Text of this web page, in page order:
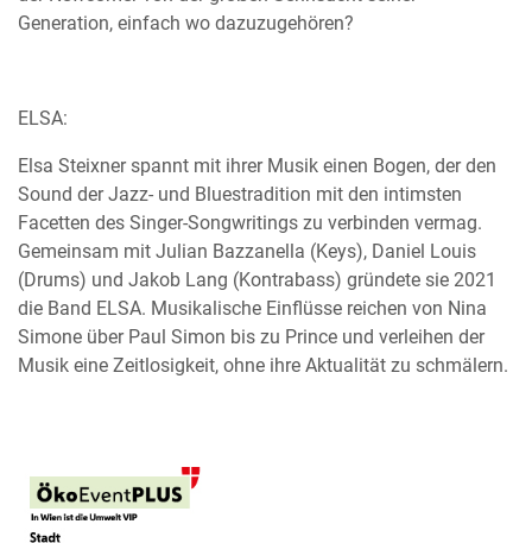
Generation, einfach wo dazuzugehören?
ELSA:
Elsa Steixner spannt mit ihrer Musik einen Bogen, der den
Sound der Jazz- und Bluestradition mit den intimsten
Facetten des Singer-Songwritings zu verbinden vermag.
Gemeinsam mit Julian Bazzanella (Keys), Daniel Louis
(Drums) und Jakob Lang (Kontrabass) gründete sie 2021
die Band ELSA. Musikalische Einflüsse reichen von Nina
Simone über Paul Simon bis zu Prince und verleihen der
Musik eine Zeitlosigkeit, ohne ihre Aktualität zu schmälern.